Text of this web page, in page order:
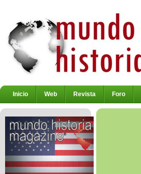
Inicio Web Revista Foro